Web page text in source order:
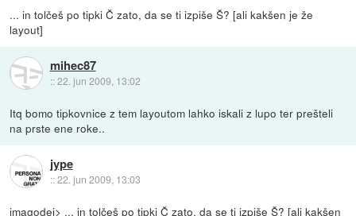
... in tolčeš po tipki Č zato, da se ti izpiše Š? [ali kakšen je že
layout]
mihec87
::22. jun 2009, 13:02
Itq bomo tipkovnice z tem layoutom lahko iskali z lupo ter prešteli
na prste ene roke..
jype
::22. jun 2009, 13:03
imagodei> ... in tolčeš po tipki Č zato, da se ti izpiše Š? [ali kakšen